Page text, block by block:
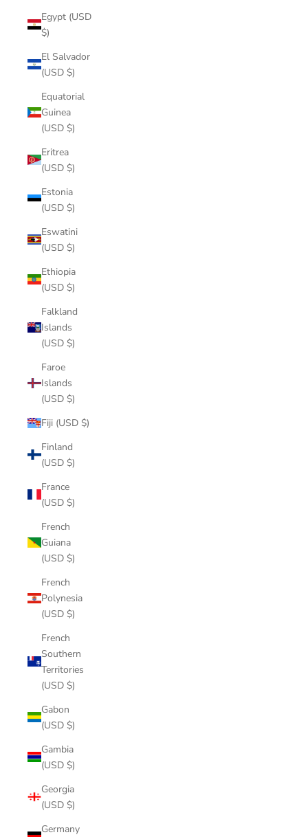
Egypt (USD
$)
El Salvador
(USD $)
Equatorial
Guinea
(USD $)
Eritrea
(USD $)
Estonia
(USD $)
Eswatini
(USD $)
Ethiopia
(USD $)
Falkland
Islands
(USD $)
Faroe
Islands
(USD $)
Fiji (USD $)
Finland
(USD $)
France
(USD $)
French
Guiana
(USD $)
French
Polynesia
(USD $)
French
Southern
Territories
(USD $)
Gabon
(USD $)
Gambia
(USD $)
Georgia
(USD $)
Germany